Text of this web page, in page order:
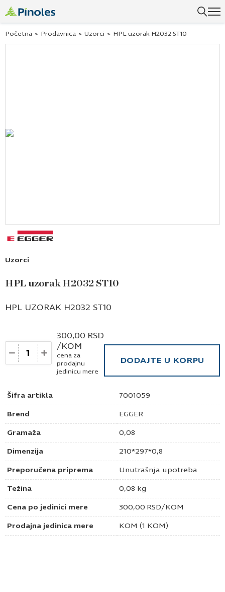
Početna > Prodavnica > Uzorci > HPL uzorak H2032 ST10
Uzorci
HPL uzorak H2032 ST10
Šifra artikla 7001059
Brend EGGER
Gramaža 0,08
Dimenzija 210*297*0,8
Preporučena priprema Unutrašnja upotreba
Težina 0,08 kg
Cena po jedinici mere 300,00 RSD/KOM
Prodajna jedinica mere KOM (1 KOM)
HPL UZORAK H2032 ST10
Količina
300,00 RSD
/KOM
cena za
prodajnu
jedinicu mere
DODAJTE U KORPU